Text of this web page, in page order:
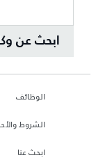
ابحث عن
الوظائف
الشروط
ابحث عنا